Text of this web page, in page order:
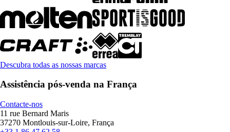
Descubra todas as nossas marcas
Assistência pós-venda na França
Contacte-nos
11 rue Bernard Maris
37270 Montlouis-sur-Loire, França